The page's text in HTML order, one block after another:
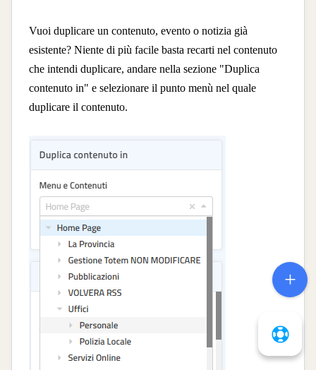
Vuoi duplicare un contenuto, evento o notizia già
esistente? Niente di più facile basta recarti nel contenuto
che intendi duplicare, andare nella sezione "Duplica
contenuto in" e selezionare il punto menù nel quale
duplicare il contenuto.